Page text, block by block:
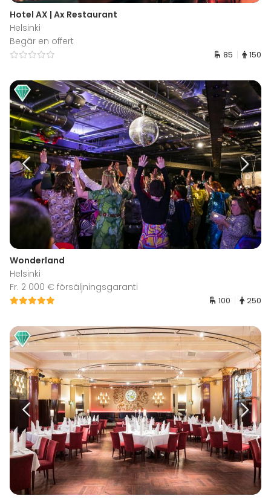
Hotel AX | Ax Restaurant
Helsinki
Begär en offert
85 150
Wonderland
Helsinki
Fr. 2 000 € försäljningsgaranti
100 250